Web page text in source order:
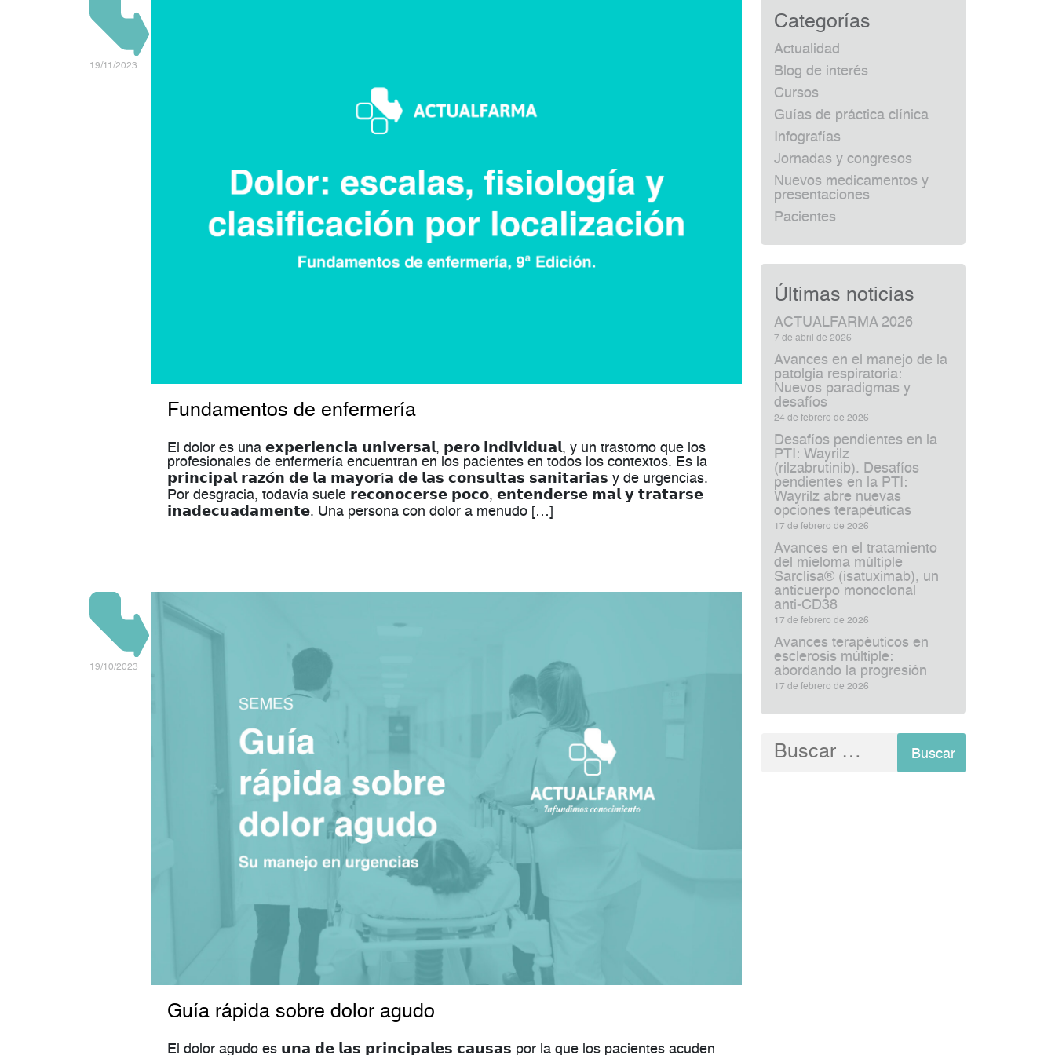
19/11/2023
Fundamentos de enfermería
El dolor es una 𝗲𝘅𝗽𝗲𝗿𝗶𝗲𝗻𝗰𝗶𝗮 𝘂𝗻𝗶𝘃𝗲𝗿𝘀𝗮𝗹, 𝗽𝗲𝗿𝗼 𝗶𝗻𝗱𝗶𝘃𝗶𝗱𝘂𝗮𝗹, y un trastorno que los
profesionales de enfermería encuentran en los pacientes en todos los contextos. Es la
𝗽𝗿𝗶𝗻𝗰𝗶𝗽𝗮𝗹 𝗿𝗮𝘇𝗼́𝗻 𝗱𝗲 𝗹𝗮 𝗺𝗮𝘆𝗼𝗿í𝗮 𝗱𝗲 𝗹𝗮𝘀 𝗰𝗼𝗻𝘀𝘂𝗹𝘁𝗮𝘀 𝘀𝗮𝗻𝗶𝘁𝗮𝗿𝗶𝗮𝘀 y de urgencias.
Por desgracia, todavía suele 𝗿𝗲𝗰𝗼𝗻𝗼𝗰𝗲𝗿𝘀𝗲 𝗽𝗼𝗰𝗼, 𝗲𝗻𝘁𝗲𝗻𝗱𝗲𝗿𝘀𝗲 𝗺𝗮𝗹 𝘆 𝘁𝗿𝗮𝘁𝗮𝗿𝘀𝗲
𝗶𝗻𝗮𝗱𝗲𝗰𝘂𝗮𝗱𝗮𝗺𝗲𝗻𝘁𝗲. Una persona con dolor a menudo […]
19/10/2023
Guía rápida sobre dolor agudo
El dolor agudo es 𝘂𝗻𝗮 𝗱𝗲 𝗹𝗮𝘀 𝗽𝗿𝗶𝗻𝗰𝗶𝗽𝗮𝗹𝗲𝘀 𝗰𝗮𝘂𝘀𝗮𝘀 por la que los pacientes acuden
Categorías
Actualidad
Blog de interés
Cursos
Guías de práctica clínica
Infografías
Jornadas y congresos
Nuevos medicamentos y
presentaciones
Pacientes
Últimas noticias
ACTUALFARMA 2026
7 de abril de 2026
Avances en el manejo de la
patolgia respiratoria:
Nuevos paradigmas y
desafíos
24 de febrero de 2026
Desafíos pendientes en la
PTI: Wayrilz
(rilzabrutinib). Desafíos
pendientes en la PTI:
Wayrilz abre nuevas
opciones terapéuticas
17 de febrero de 2026
Avances en el tratamiento
del mieloma múltiple
Sarclisa® (isatuximab), un
anticuerpo monoclonal
anti‑CD38
17 de febrero de 2026
Avances terapéuticos en
esclerosis múltiple:
abordando la progresión
17 de febrero de 2026
Buscar: